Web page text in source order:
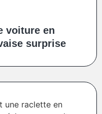
voiture en
surprise